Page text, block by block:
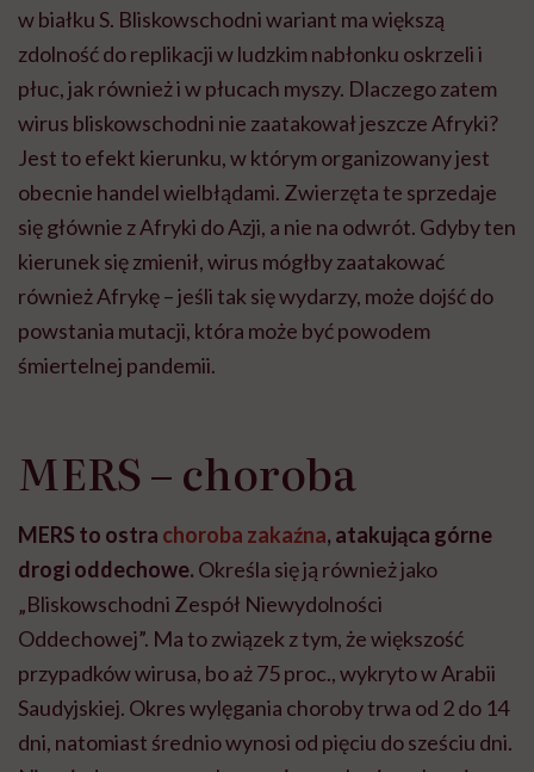
w białku S. Bliskowschodni wariant ma większą
zdolność do replikacji w ludzkim nabłonku oskrzeli i
płuc, jak również i w płucach myszy. Dlaczego zatem
wirus bliskowschodni nie zaatakował jeszcze Afryki?
Jest to efekt kierunku, w którym organizowany jest
obecnie handel wielbłądami. Zwierzęta te sprzedaje
się głównie z Afryki do Azji, a nie na odwrót. Gdyby ten
kierunek się zmienił, wirus mógłby zaatakować
również Afrykę – jeśli tak się wydarzy, może dojść do
powstania mutacji, która może być powodem
śmiertelnej pandemii.
MERS – choroba
MERS to ostra choroba zakaźna, atakująca górne
drogi oddechowe. Określa się ją również jako
„Bliskowschodni Zespół Niewydolności
Oddechowej”. Ma to związek z tym, że większość
przypadków wirusa, bo aż 75 proc., wykryto w Arabii
Saudyjskiej. Okres wylęgania choroby trwa od 2 do 14
dni, natomiast średnio wynosi od pięciu do sześciu dni.